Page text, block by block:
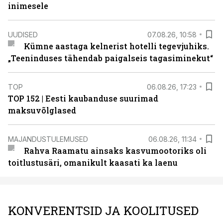
inimesele
UUDISED 07.08.26, 10:58
Kümne aastaga kelnerist hotelli tegevjuhiks.
„Teeninduses tähendab paigalseis tagasiminekut“
TOP 06.08.26, 17:23
TOP 152 | Eesti kaubanduse suurimad
maksuvõlglased
MAJANDUSTULEMUSED 06.08.26, 11:34
Rahva Raamatu ainsaks kasvumootoriks oli
toitlustusäri, omanikult kaasati ka laenu
KONVERENTSID JA KOOLITUSED